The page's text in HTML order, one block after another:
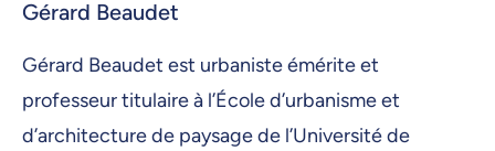
Gérard Beaudet
Gérard Beaudet est urbaniste émérite et
professeur titulaire à l’École d’urbanisme et
d’architecture de paysage de l’Université de